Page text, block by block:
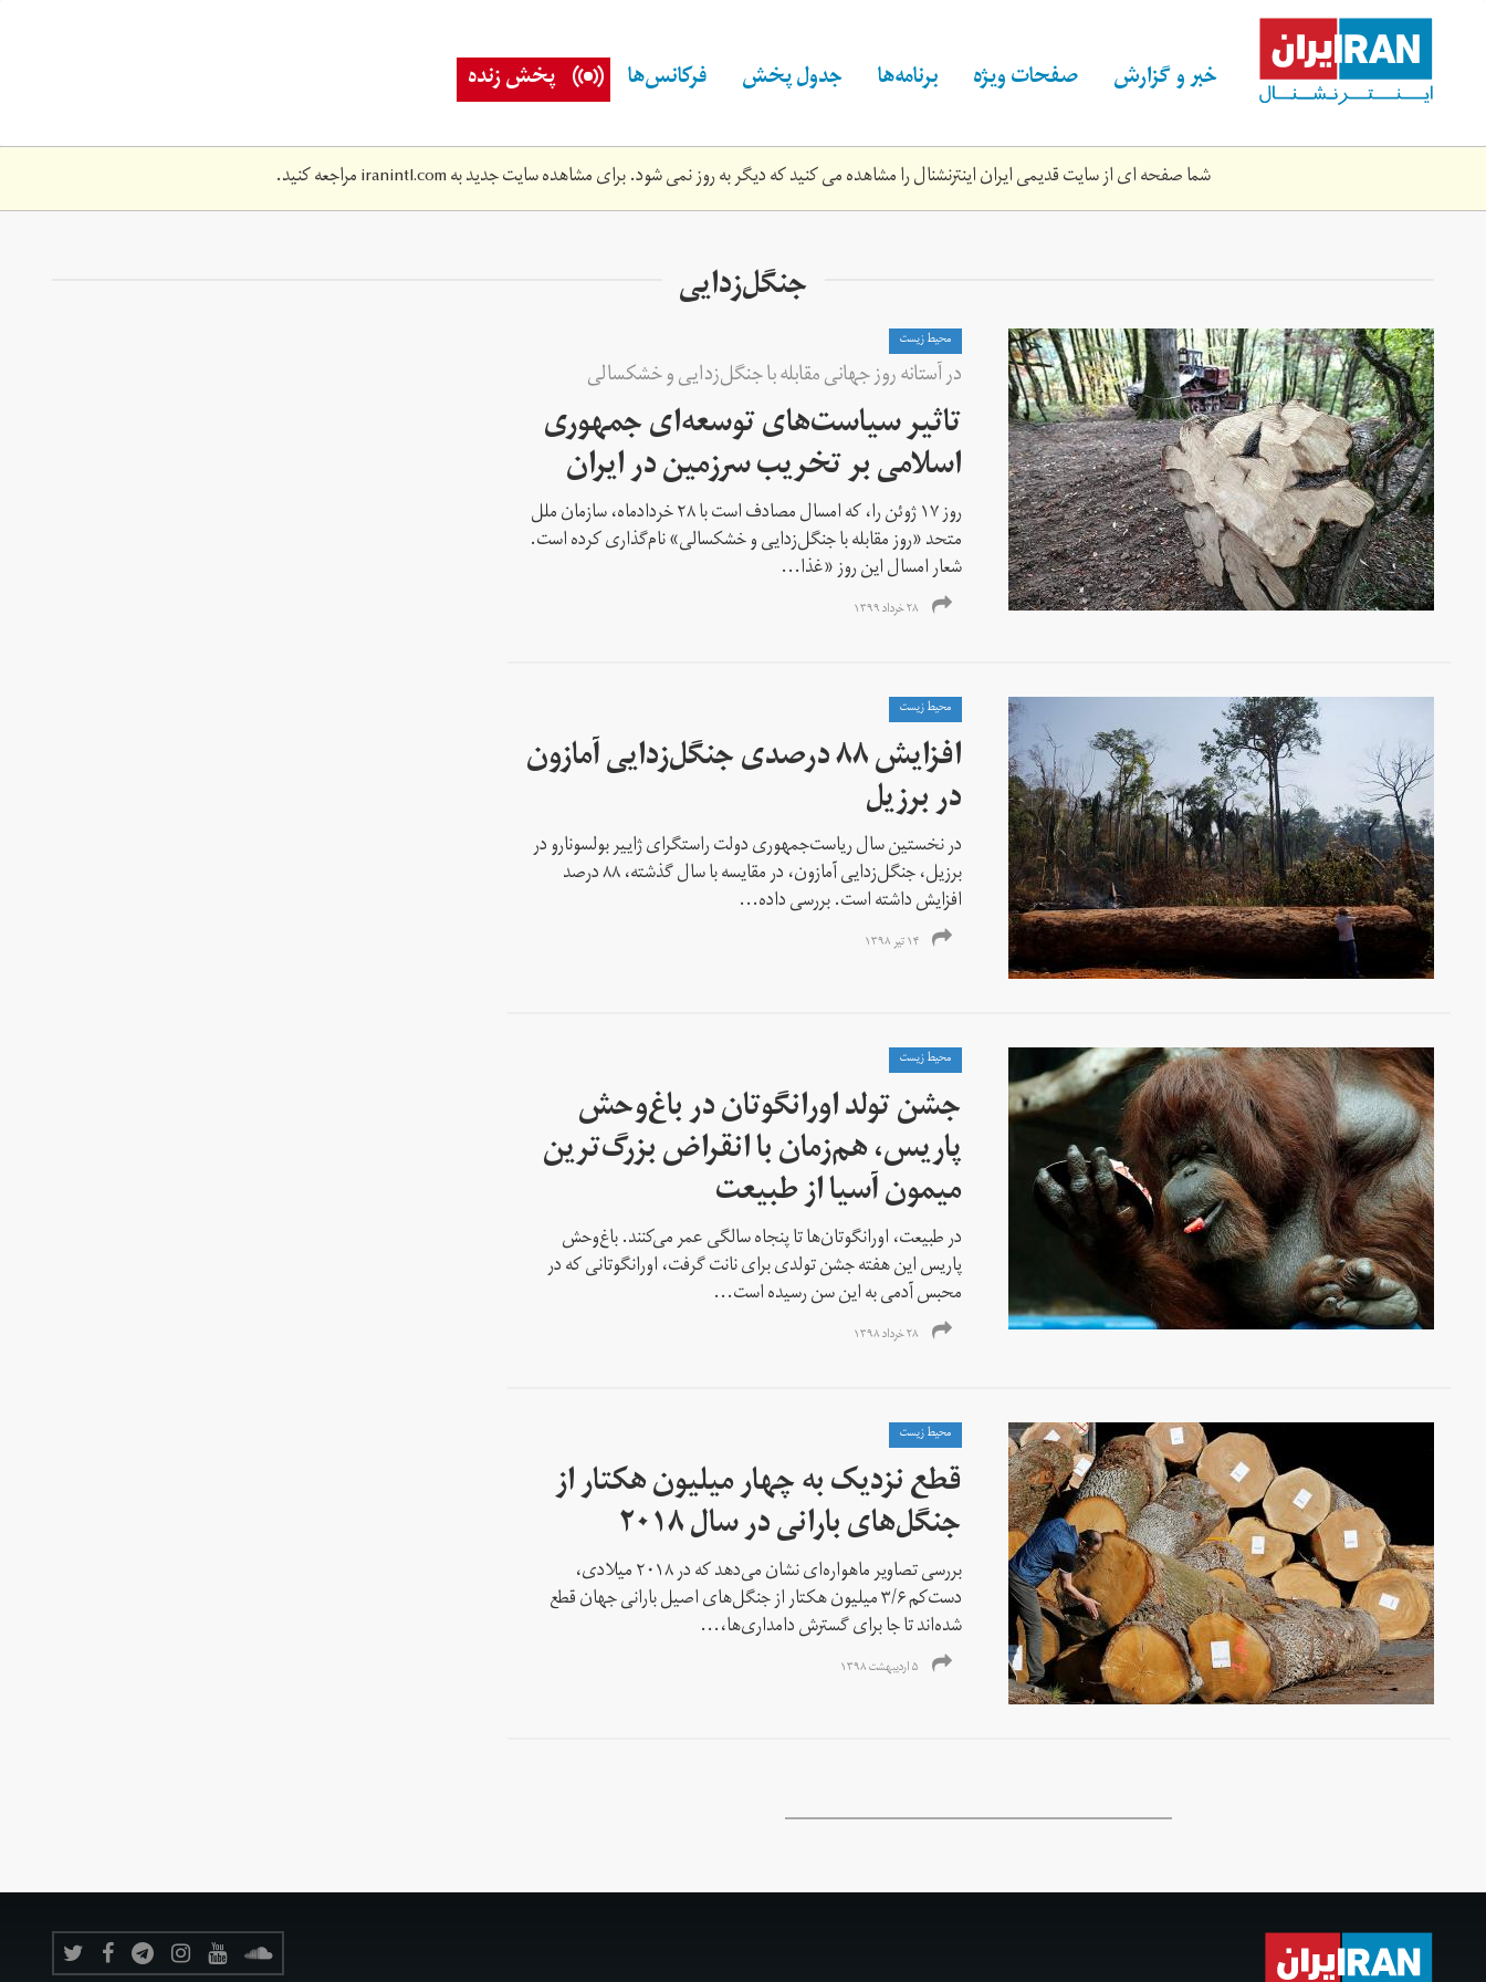
content خبر و گزارش صفحات ویژه برنامه‌ها جدول پخش فرکانس‌ها پخش زنده
شما صفحه ای از سایت قدیمی ایران اینترنشنال را مشاهده می کنید که دیگر به روز نمی شود. برای مشاهده سایت جدید بهiranintl.comمراجعه کنید.
جنگل‌زدایی
محیط زیست
در آستانه روز جهانی مقابله با جنگل‌زدایی و خشکسالی
تاثیر سیاست‌های توسعه‌ای جمهوری
اسلامی بر تخریب سرزمین در ایران
روز ۱۷ ژوئن را، که امسال مصادف است با ۲۸ خرداد‌ماه، سازمان ملل
متحد «روز مقابله با جنگل‌زدایی و خشکسالی» نام‌گذاری کرده است.
شعار امسال این روز «غذا...
۲۸ خرداد ۱۳۹۹
محیط زیست
افزایش ۸۸ درصدی جنگل‌زدایی آمازون
در برزیل
در نخستین سال ریاست‌جمهوری دولت راستگرای ژاییر بولسونارو در
برزیل، جنگل‌زدایی آمازون، در مقایسه با سال گذشته، ۸۸ درصد
افزایش داشته است. بررسی داده‌...
۱۴ تیر ۱۳۹۸
محیط زیست
جشن تولد اورانگوتان در باغ‌وحش
پاریس، هم‌زمان با انقراض بزرگ‌ترین
میمون آسیا از طبیعت
در طبیعت، اورانگوتان‌ها تا پنجاه سالگی عمر می‌کنند. باغ‌وحش
پاریس این هفته جشن‌ تولدی برای نانت گرفت، اورانگوتانی که در
محبس آدمی به این سن رسیده است...
۲۸ خرداد ۱۳۹۸
محیط زیست
قطع نزدیک به چهار میلیون هکتار از
جنگل‌های بارانی در سال ۲۰۱۸
بررسی تصاویر ماهواره‌ای نشان می‌دهد که در ۲۰۱۸ میلادی،
دست‌کم ۳/۶ میلیون هکتار از جنگل‌های اصیل بارانی جهان قطع
شده‌اند تا جا برای گسترش دامداری‌ها،...
۵ اردیبهشت ۱۳۹۸